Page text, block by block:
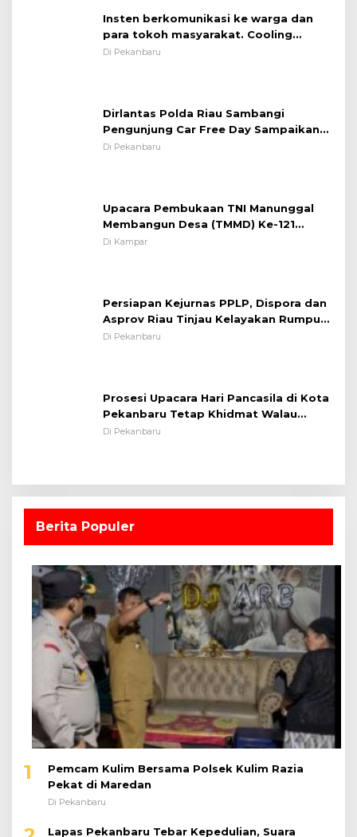
Insten berkomunikasi ke warga dan
para tokoh masyarakat. Cooling
System OMP LK ²024 Polsek Rumbai,
Di Pekanbaru
Dirlantas Polda Riau Sambangi
Pengunjung Car Free Day Sampaikan
Pesan Edukasi Kamtibmas &
Di Pekanbaru
Upacara Pembukaan TNI Manunggal
Membangun Desa (TMMD) Ke-121
Kodim 0313/KPR Tahun 2024) ?
Di Kampar
Persiapan Kejurnas PPLP, Dispora dan
Asprov Riau Tinjau Kelayakan Rumput
Lapangan Sepakbola
Di Pekanbaru
Prosesi Upacara Hari Pancasila di Kota
Pekanbaru Tetap Khidmat Walau
Dalam Ruangan
Di Pekanbaru
Berita Populer
1
Pemcam Kulim Bersama Polsek Kulim Razia
Pekat di Maredan
Di Pekanbaru
Lapas Pekanbaru Tebar Kepedulian, Suara